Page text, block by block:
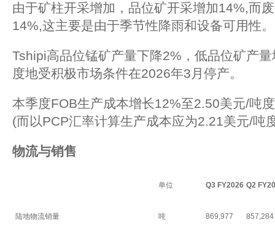
由于矿柱开采增加，品位矿开采增加14%,而
14%,这主要是由于季节性降雨和设备可用性。
Tshipi高品位锰矿产量下降2%，低品位矿产
度地受积极市场条件在2026年3月停产。
本季度FOB生产成本增长12%至2.50美元/吨
(而以PCP汇率计算生产成本应为2.21美元/吨
物流与销售
单位 Q3 FY2026 Q2
陆地物流销量 吨 869,977 857,284